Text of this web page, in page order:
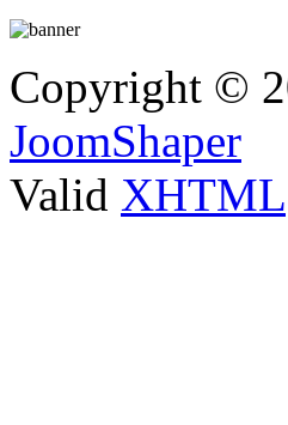
Copyright ©
JoomShaper
Valid XHTML